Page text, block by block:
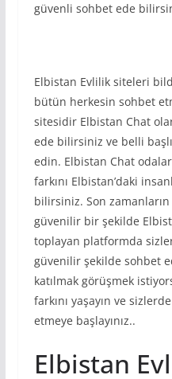
güvenli sohbet ede
Elbistan Evlilik siteleri
bütün herkesin sohbet
sitesidir Elbistan Chat
ede bilirsiniz ve belli
edin. Elbistan Chat
farkını Elbistan’daki
bilirsiniz. Son
güvenilir bir şekilde
toplayan platformda
güvenilir şekilde sohbet
katılmak görüşmek
farkını yaşayın ve
etmeye başlayınız..
Elbistan